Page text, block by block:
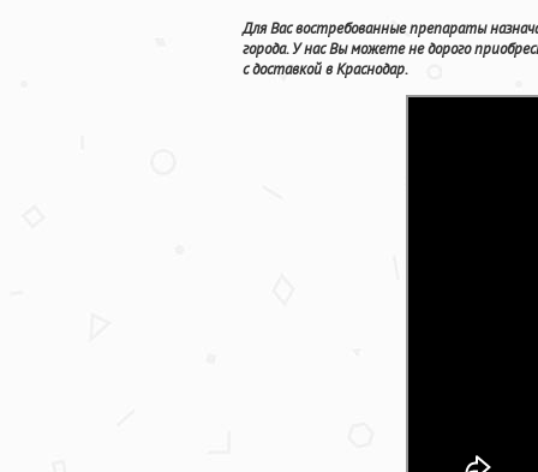
Для Вас востребованные препараты
города. У нас Вы можете не дорого
с доставкой в Краснодар.